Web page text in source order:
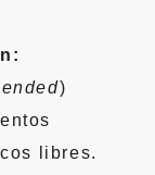
)
libres.